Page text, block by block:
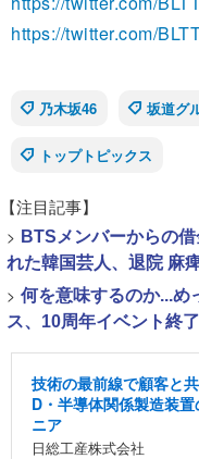
https://twitter.com/
乃木坂46
坂道グ
トップトピックス
【注目記事】
> BTSメンバーからの
れた韓国芸人、退院 麻
> 何を意味するのか...
ス、10周年イベント終
技術の最前線で顧客と
D・半導体関係製造装
ニア
日総工産株式会社